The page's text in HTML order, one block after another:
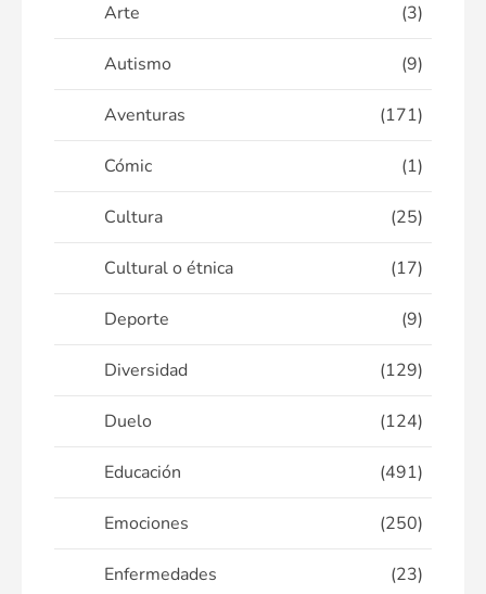
Arte (3)
Autismo (9)
Aventuras (171)
Cómic (1)
Cultura (25)
Cultural o étnica (17)
Deporte (9)
Diversidad (129)
Duelo (124)
Educación (491)
Emociones (250)
Enfermedades (23)